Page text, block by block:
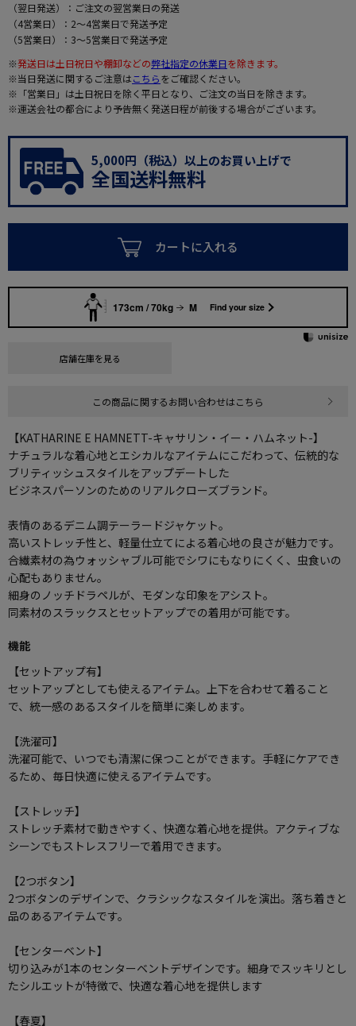
（翌日発送）：ご注文の翌営業日の発送
（4営業日）：2～4営業日で発送予定
（5営業日）：3～5営業日で発送予定
※発送日は土日祝日や棚卸などの弊社指定の休業日を除きます。
※当日発送に関するご注意はこちらをご確認ください。
※「営業日」は土日祝日を除く平日となり、ご注文の当日を除きます。
※運送会社の都合により予告無く発送日程が前後する場合がございます。
5,000円（税込）以上のお買い上げで
全国送料無料
カートに入れる
173cm / 70kg M Find your size
店舗在庫を見る
この商品に関するお問い合わせはこちら
【KATHARINE E HAMNETT-キャサリン・イー・ハムネット-】
ナチュラルな着心地とエシカルなアイテムにこだわって、伝統的な
ブリティッシュスタイルをアップデートした
ビジネスパーソンのためのリアルクローズブランド。
表情のあるデニム調テーラードジャケット。
高いストレッチ性と、軽量仕立てによる着心地の良さが魅力です。
合繊素材の為ウォッシャブル可能でシワにもなりにくく、虫食いの
心配もありません。
細身のノッチドラペルが、モダンな印象をアシスト。
同素材のスラックスとセットアップでの着用が可能です。
機能
【セットアップ有】
セットアップとしても使えるアイテム。上下を合わせて着ること
で、統一感のあるスタイルを簡単に楽しめます。
【洗濯可】
洗濯可能で、いつでも清潔に保つことができます。手軽にケアでき
るため、毎日快適に使えるアイテムです。
【ストレッチ】
ストレッチ素材で動きやすく、快適な着心地を提供。アクティブな
シーンでもストレスフリーで着用できます。
【2つボタン】
2つボタンのデザインで、クラシックなスタイルを演出。落ち着きと
品のあるアイテムです。
【センターベント】
切り込みが1本のセンターベントデザインです。細身でスッキリとし
たシルエットが特徴で、快適な着心地を提供します
【春夏】